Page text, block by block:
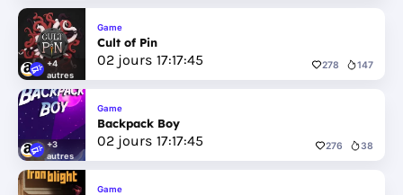
+4
autres
Game
Cult of Pin
02 jours 17:17:44 278 147
+3
autres
Game
Backpack Boy
02 jours 17:17:44 276 38
Game